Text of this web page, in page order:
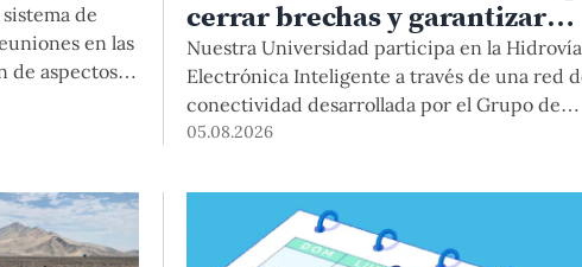
de
en las
de aspectos
cerrar brechas y garantizar
derechos
Nuestra Universidad participa en la Hidrovía
Electrónica Inteligente a través de una red
conectividad desarrollada por el Grupo de
Telecomunicaciones Rurales (GTR-PUCP)
desarrollo de esta red, sus aportes a la salud
educación de la zona, así como los alcances
intervención de la PUCP en el proyecto.
05.08.2026